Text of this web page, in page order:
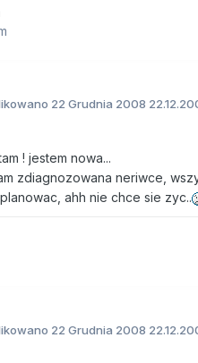
22 Grudnia 2008
! jestem nowa...
zdiagnozowana neriwce,
ahh nie chce sie zyc..
22 Grudnia 2008